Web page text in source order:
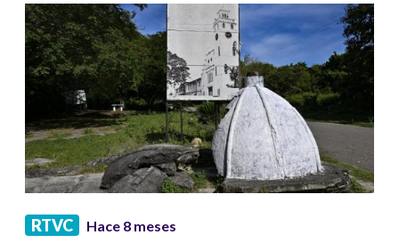
RTVC Hace 8 meses